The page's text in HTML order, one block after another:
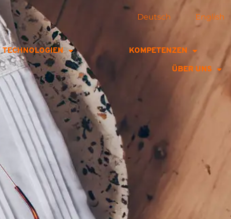
Deutsch English
TECHNOLOGIEN KOMPETENZEN
ÜBER UNS